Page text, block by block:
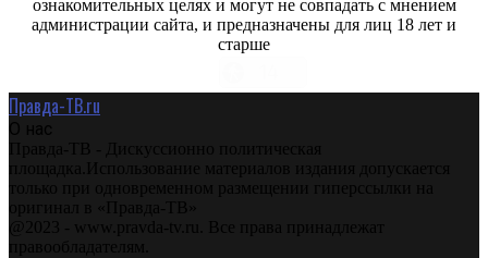
ознакомительных целях и могут не совпадать с мнением
администрации сайта, и предназначены для лиц 18 лет и
старше
Правда-ТВ.ru
О нас
Правда-ТВ - Дискуссионно политическая
площадка.Использование материалов издания допускается
только при одновременном размещении гиперссылки на
оригинал в «Правда-ТВ»
@2023 - www.pravda-tv.ru. Все права принадлежат
правообладателям.